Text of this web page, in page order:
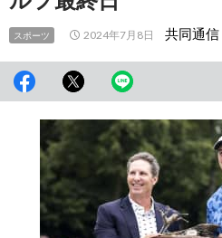
スポーツ 2024年7月8日 共同通信